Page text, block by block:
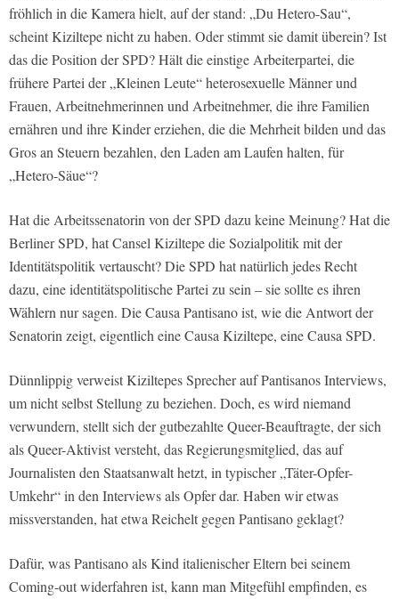
fröhlich in die Kamera hielt, auf der stand: „Du Hetero-Sau“,
scheint Kiziltepe nicht zu haben. Oder stimmt sie damit überein? Ist
das die Position der SPD? Hält die einstige Arbeiterpartei, die
frühere Partei der „Kleinen Leute“ heterosexuelle Männer und
Frauen, Arbeitnehmerinnen und Arbeitnehmer, die ihre Familien
ernähren und ihre Kinder erziehen, die die Mehrheit bilden und das
Gros an Steuern bezahlen, den Laden am Laufen halten, für
„Hetero-Säue“?
Hat die Arbeitssenatorin von der SPD dazu keine Meinung? Hat die
Berliner SPD, hat Cansel Kiziltepe die Sozialpolitik mit der
Identitätspolitik vertauscht? Die SPD hat natürlich jedes Recht
dazu, eine identitätspolitische Partei zu sein – sie sollte es ihren
Wählern nur sagen. Die Causa Pantisano ist, wie die Antwort der
Senatorin zeigt, eigentlich eine Causa Kiziltepe, eine Causa SPD.
Dünnlippig verweist Kiziltepes Sprecher auf Pantisanos Interviews,
um nicht selbst Stellung zu beziehen. Doch, es wird niemand
verwundern, stellt sich der gutbezahlte Queer-Beauftragte, der sich
als Queer-Aktivist versteht, das Regierungsmitglied, das auf
Journalisten den Staatsanwalt hetzt, in typischer „Täter-Opfer-
Umkehr“ in den Interviews als Opfer dar. Haben wir etwas
missverstanden, hat etwa Reichelt gegen Pantisano geklagt?
Dafür, was Pantisano als Kind italienischer Eltern bei seinem
Coming-out widerfahren ist, kann man Mitgefühl empfinden, es